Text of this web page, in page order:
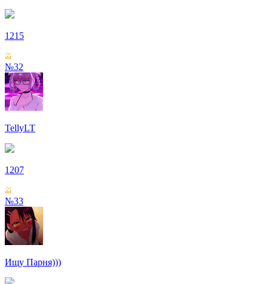
1215
№32
TellyLT
1207
№33
Ищу Парня)))